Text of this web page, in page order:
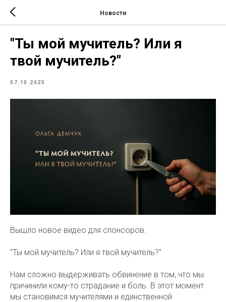
Новости
"Ты мой мучитель? Или я
твой мучитель?"
07.10.2025
Вышло новое видео для спонсоров.
"Ты мой мучитель? Или я твой мучитель?"
Нам сложно выдерживать обвинение в том, что мы
причинили кому-то страдание и боль. В этот момент
мы становимся мучителями и единственной